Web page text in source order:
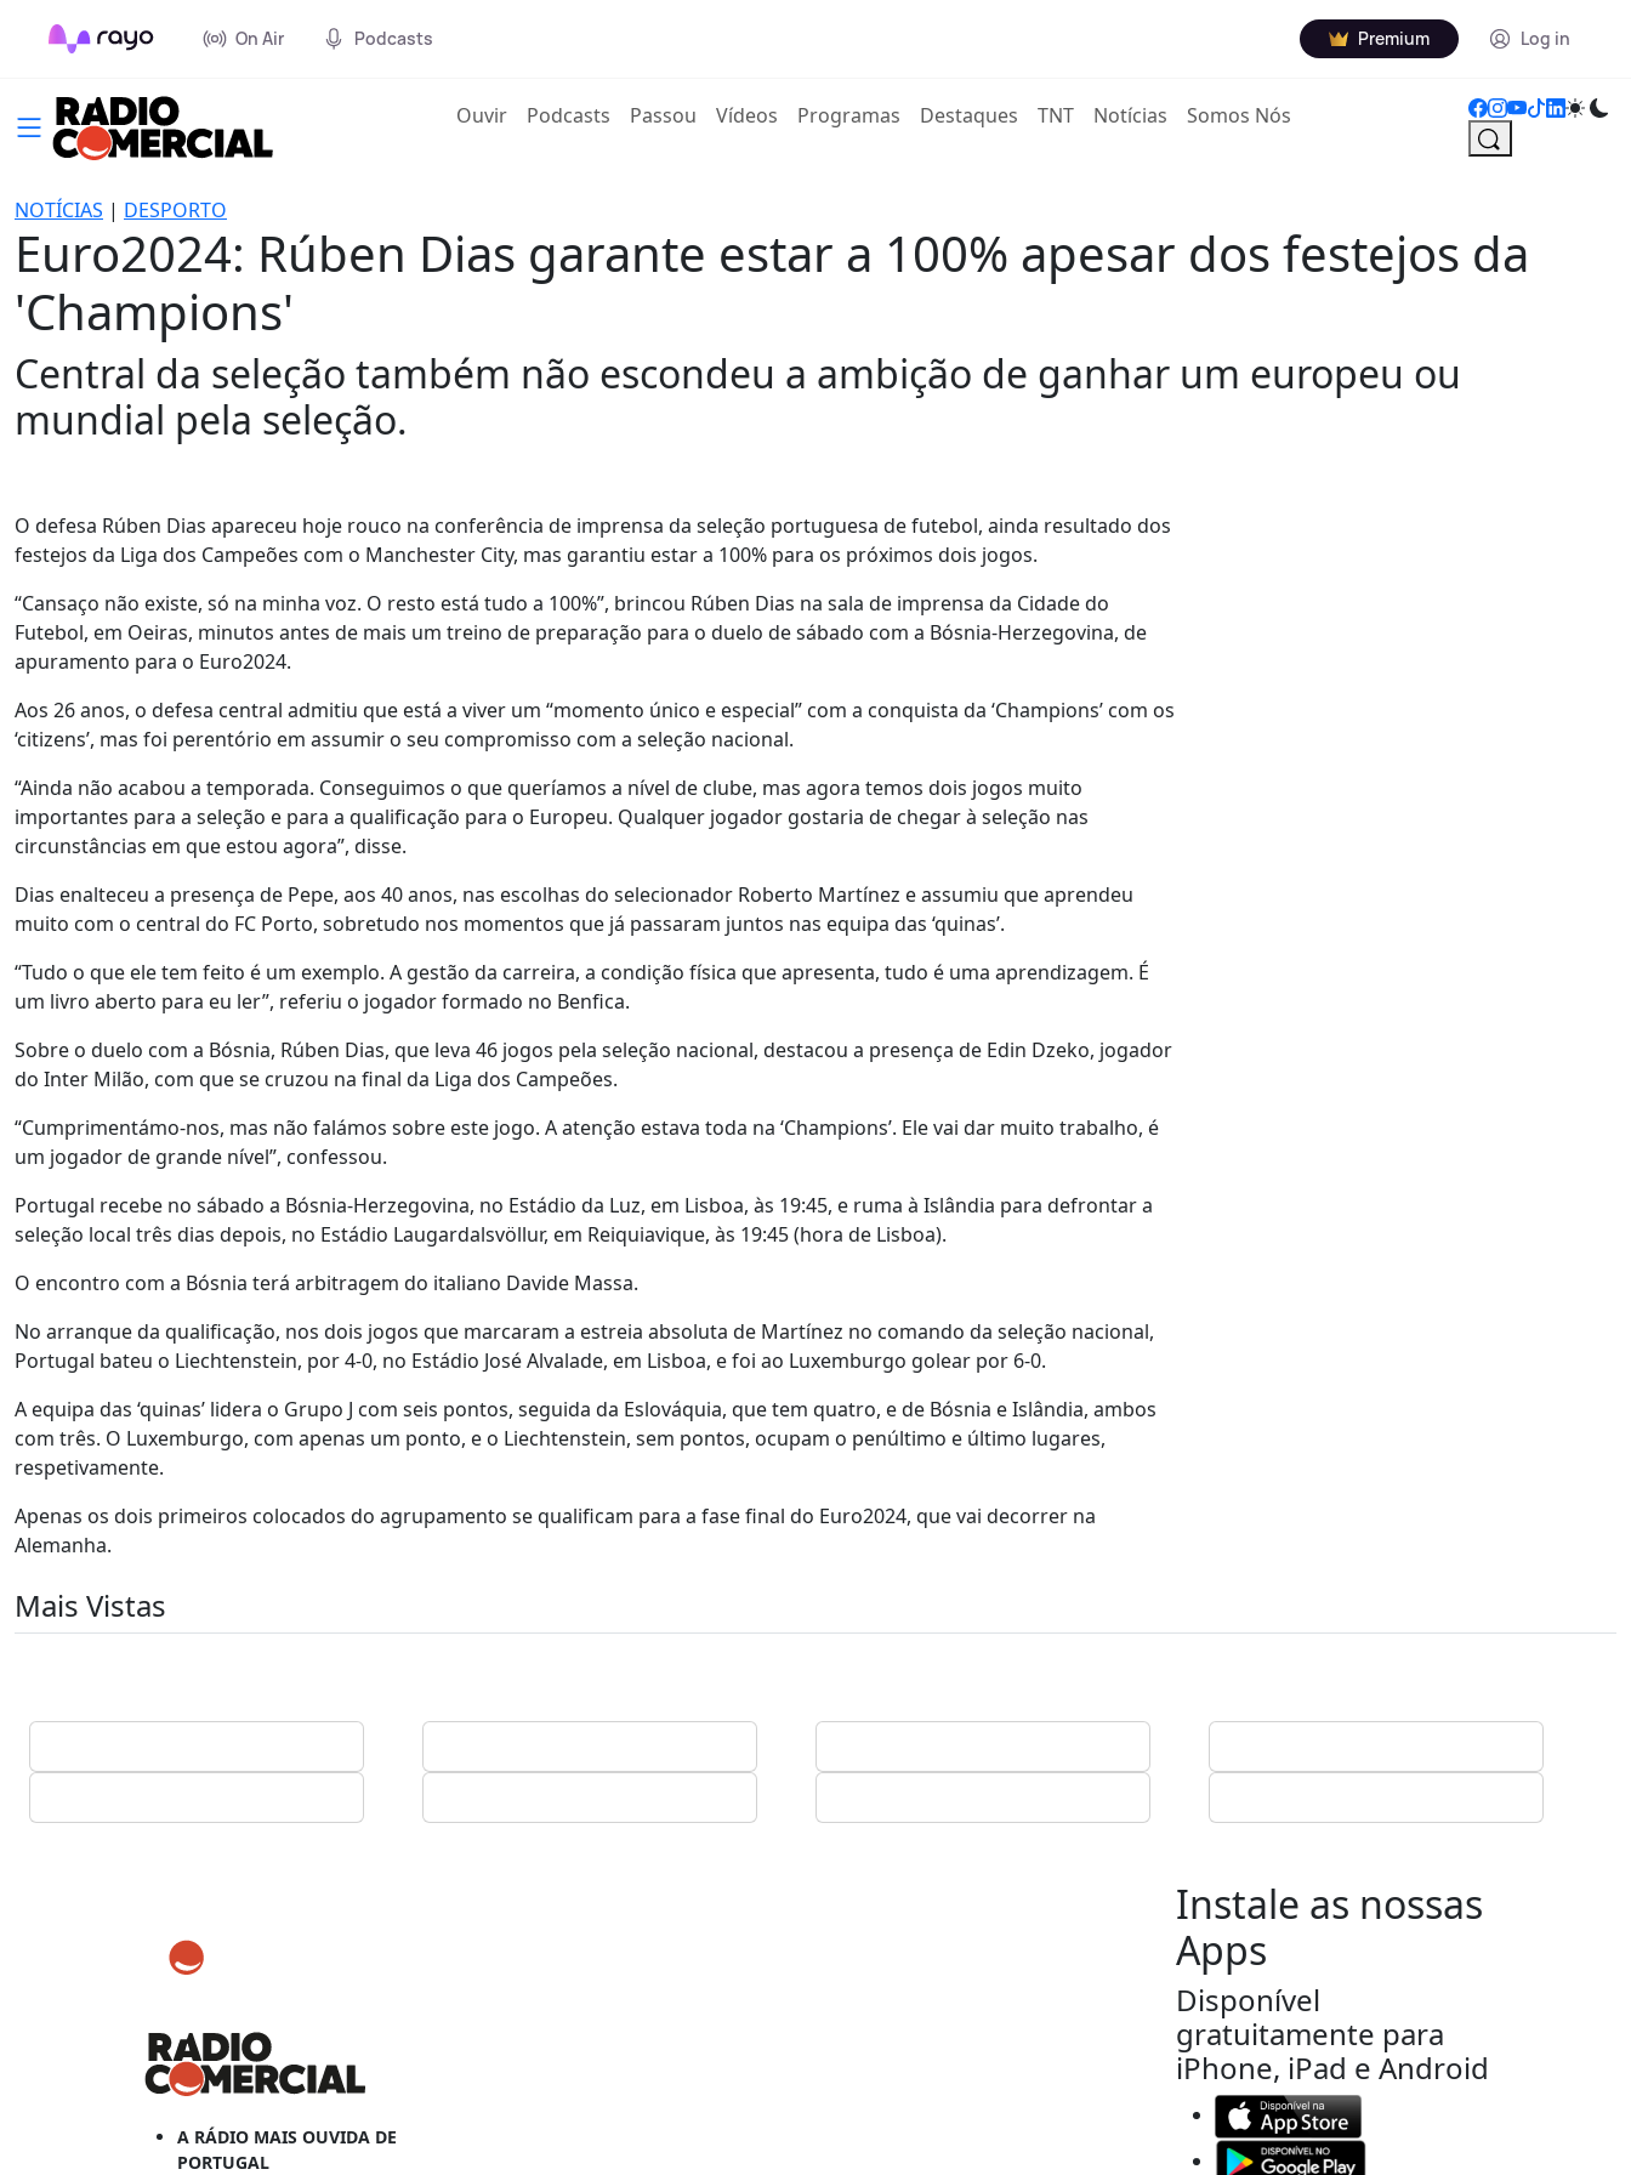
On Air Podcasts Premium Log in
Ouvir(current)
Podcasts Passou Vídeos Programas Destaques TNT Notícias Somos Nós
NOTÍCIAS | DESPORTO
Euro2024: Rúben Dias garante estar a 100% apesar dos festejos da
'Champions'
Central da seleção também não escondeu a ambição de ganhar um europeu ou
mundial pela seleção.
O defesa Rúben Dias apareceu hoje rouco na conferência de imprensa da seleção portuguesa de futebol, ainda resultado dos
festejos da Liga dos Campeões com o Manchester City, mas garantiu estar a 100% para os próximos dois jogos.
“Cansaço não existe, só na minha voz. O resto está tudo a 100%”, brincou Rúben Dias na sala de imprensa da Cidade do
Futebol, em Oeiras, minutos antes de mais um treino de preparação para o duelo de sábado com a Bósnia-Herzegovina, de
apuramento para o Euro2024.
Aos 26 anos, o defesa central admitiu que está a viver um “momento único e especial” com a conquista da ‘Champions’ com os
‘citizens’, mas foi perentório em assumir o seu compromisso com a seleção nacional.
“Ainda não acabou a temporada. Conseguimos o que queríamos a nível de clube, mas agora temos dois jogos muito
importantes para a seleção e para a qualificação para o Europeu. Qualquer jogador gostaria de chegar à seleção nas
circunstâncias em que estou agora”, disse.
Dias enalteceu a presença de Pepe, aos 40 anos, nas escolhas do selecionador Roberto Martínez e assumiu que aprendeu
muito com o central do FC Porto, sobretudo nos momentos que já passaram juntos nas equipa das ‘quinas’.
“Tudo o que ele tem feito é um exemplo. A gestão da carreira, a condição física que apresenta, tudo é uma aprendizagem. É
um livro aberto para eu ler”, referiu o jogador formado no Benfica.
Sobre o duelo com a Bósnia, Rúben Dias, que leva 46 jogos pela seleção nacional, destacou a presença de Edin Dzeko, jogador
do Inter Milão, com que se cruzou na final da Liga dos Campeões.
“Cumprimentámo-nos, mas não falámos sobre este jogo. A atenção estava toda na ‘Champions’. Ele vai dar muito trabalho, é
um jogador de grande nível”, confessou.
Portugal recebe no sábado a Bósnia-Herzegovina, no Estádio da Luz, em Lisboa, às 19:45, e ruma à Islândia para defrontar a
seleção local três dias depois, no Estádio Laugardalsvöllur, em Reiquiavique, às 19:45 (hora de Lisboa).
O encontro com a Bósnia terá arbitragem do italiano Davide Massa.
No arranque da qualificação, nos dois jogos que marcaram a estreia absoluta de Martínez no comando da seleção nacional,
Portugal bateu o Liechtenstein, por 4-0, no Estádio José Alvalade, em Lisboa, e foi ao Luxemburgo golear por 6-0.
A equipa das ‘quinas’ lidera o Grupo J com seis pontos, seguida da Eslováquia, que tem quatro, e de Bósnia e Islândia, ambos
com três. O Luxemburgo, com apenas um ponto, e o Liechtenstein, sem pontos, ocupam o penúltimo e último lugares,
respetivamente.
Apenas os dois primeiros colocados do agrupamento se qualificam para a fase final do Euro2024, que vai decorrer na
Alemanha.
Mais Vistas
A RÁDIO MAIS OUVIDA DE
PORTUGAL
Instale as nossas
Apps
Disponível
gratuitamente para
iPhone, iPad e Android